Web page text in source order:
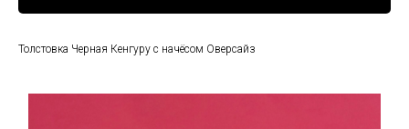
Толстовка Черная Кенгуру с начёсом Оверсайз